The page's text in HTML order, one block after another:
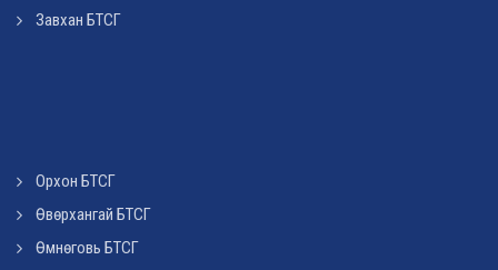
Завхан БТСГ
Орхон БТСГ
Өвөрхангай БТСГ
Өмнөговь БТСГ